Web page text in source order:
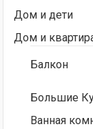
Дом и дети
Дом и
Балкон
Большие
Ванная